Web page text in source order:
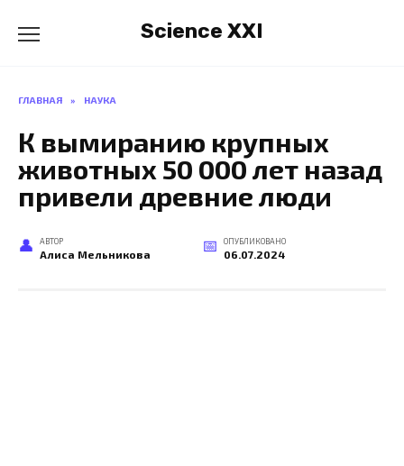
содержанию
Science XXI
ГЛАВНАЯ » НАУКА
К вымиранию крупных
животных 50 000 лет назад
привели древние люди
АВТОР
Алиса Мельникова
ОПУБЛИКОВАНО
06.07.2024